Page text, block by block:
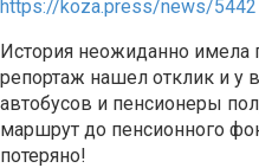
https://koza.press/news/5442
История неожиданно имела
репортаж нашел отклик и у
автобусов и пенсионеры
маршрут до пенсионного
потеряно!